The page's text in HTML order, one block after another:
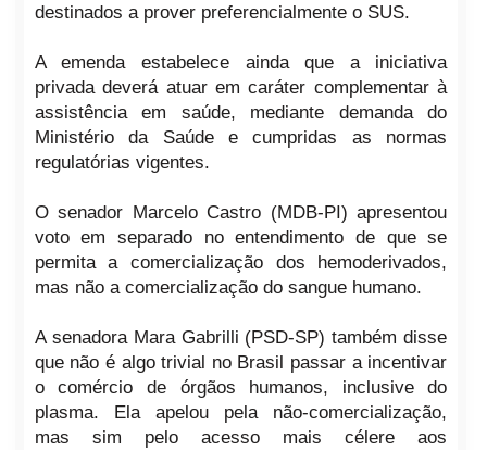
destinados a prover preferencialmente o SUS.
A emenda estabelece ainda que a iniciativa
privada deverá atuar em caráter complementar à
assistência em saúde, mediante demanda do
Ministério da Saúde e cumpridas as normas
regulatórias vigentes.
O senador Marcelo Castro (MDB-PI) apresentou
voto em separado no entendimento de que se
permita a comercialização dos hemoderivados,
mas não a comercialização do sangue humano.
A senadora Mara Gabrilli (PSD-SP) também disse
que não é algo trivial no Brasil passar a incentivar
o comércio de órgãos humanos, inclusive do
plasma. Ela apelou pela não-comercialização,
mas sim pelo acesso mais célere aos